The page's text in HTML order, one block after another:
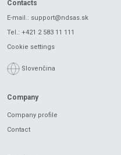
Contacts
E-mail.: support@ndsas.sk
Tel.: +421 2 583 11 111
Cookie settings
Slovenčina
Company
Company profile
Contact